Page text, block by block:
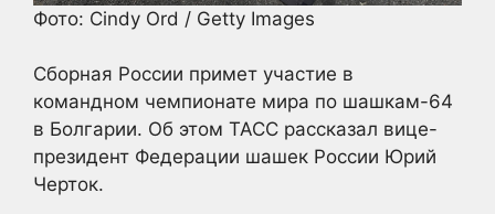
Фото: Cindy Ord / Getty Images
Сборная России примет участие в
командном чемпионате мира по шашкам-64
в Болгарии. Об этом ТАСС рассказал вице-
президент Федерации шашек России Юрий
Черток.